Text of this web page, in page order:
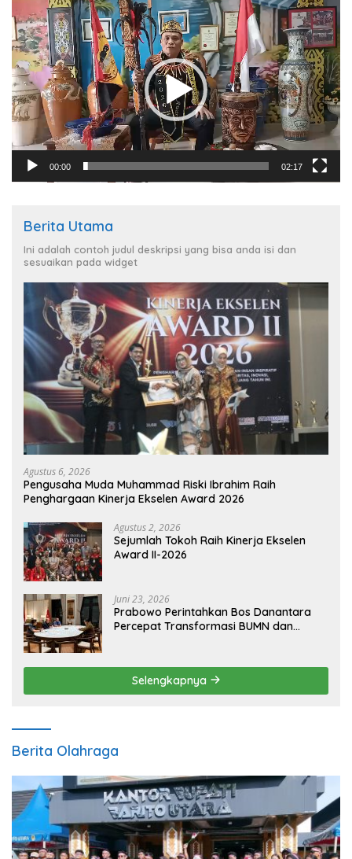
Pemutar
Video
00:00 02:17
Berita Utama
Ini adalah contoh judul deskripsi yang bisa anda isi dan
sesuaikan pada widget
Agustus 6, 2026
Pengusaha Muda Muhammad Riski Ibrahim Raih
Penghargaan Kinerja Ekselen Award 2026
Agustus 2, 2026
Sejumlah Tokoh Raih Kinerja Ekselen
Award II-2026
Juni 23, 2026
Prabowo Perintahkan Bos Danantara
Percepat Transformasi BUMN dan
Selengkapnya
Berita Olahraga